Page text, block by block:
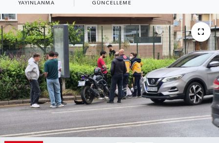
YAYINLANMA GÜNCELLEME